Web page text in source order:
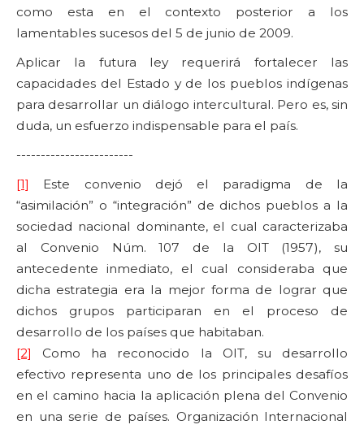
como esta en el contexto posterior a los
lamentables sucesos del 5 de junio de 2009.
Aplicar la futura ley requerirá fortalecer las
capacidades del Estado y de los pueblos indígenas
para desarrollar un diálogo intercultural. Pero es, sin
duda, un esfuerzo indispensable para el país.
------------------------
[1]
Este convenio dejó el paradigma de la
“asimilación” o “integración” de dichos pueblos a la
sociedad nacional dominante, el cual caracterizaba
al Convenio Núm. 107 de la OIT (1957), su
antecedente inmediato, el cual consideraba que
dicha estrategia era la mejor forma de lograr que
dichos grupos participaran en el proceso de
desarrollo de los países que habitaban.
[2]
Como ha reconocido la OIT, su desarrollo
efectivo representa uno de los principales desafíos
en el camino hacia la aplicación plena del Convenio
en una serie de países. Organización Internacional